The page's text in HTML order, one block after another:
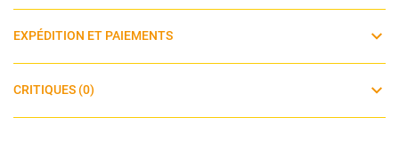
EXPÉDITION ET PAIEMENTS
CRITIQUES (0)